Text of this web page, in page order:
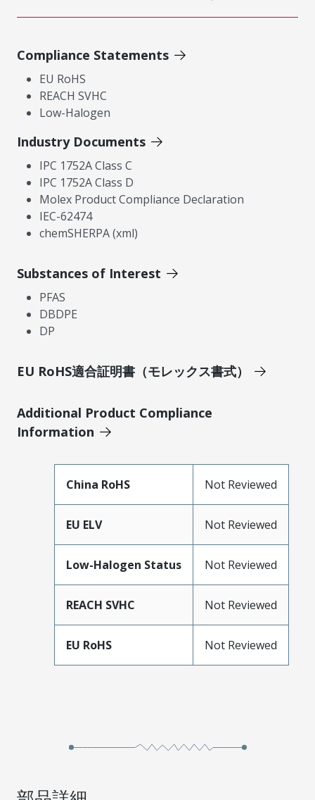
Compliance Statements
EU RoHS
REACH SVHC
Low-Halogen
Industry Documents
IPC 1752A Class C
IPC 1752A Class D
Molex Product Compliance Declaration
IEC-62474
chemSHERPA (xml)
Substances of Interest
PFAS
DBDPE
DP
EU RoHS適合証明書（モレックス書式）
Additional Product Compliance
Information
China RoHS Not Reviewed
EU ELV Not Reviewed
Low-Halogen Status Not Reviewed
REACH SVHC Not Reviewed
EU RoHS Not Reviewed